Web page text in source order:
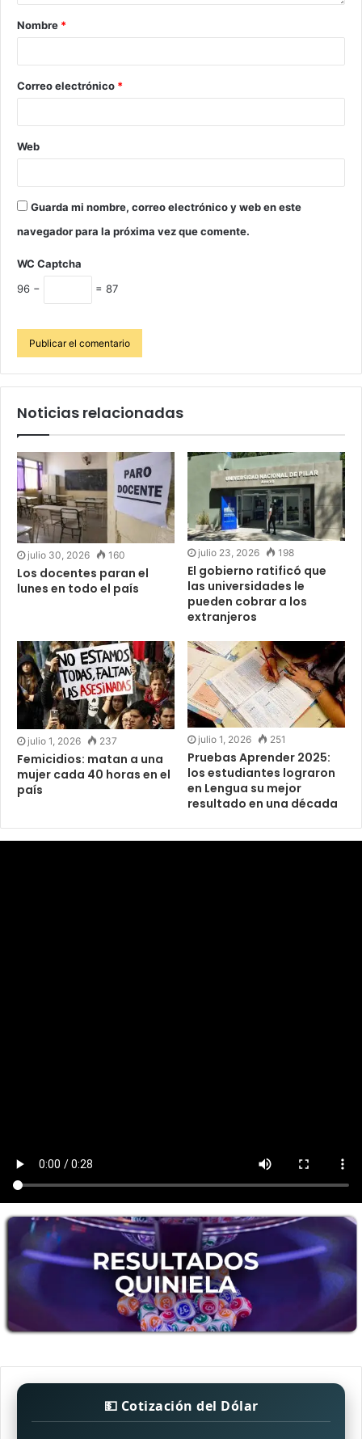
Nombre *
Correo electrónico *
Web
Guarda mi nombre, correo electrónico y web en este
navegador para la próxima vez que comente.
WC Captcha
96 −
= 87
Noticias relacionadas
julio 30, 2026 160
Los docentes paran el
lunes en todo el país
julio 23, 2026 198
El gobierno ratificó que
las universidades le
pueden cobrar a los
extranjeros
julio 1, 2026 237
Femicidios: matan a una
mujer cada 40 horas en el
país
julio 1, 2026 251
Pruebas Aprender 2025:
los estudiantes lograron
en Lengua su mejor
resultado en una década
💵 Cotización del Dólar